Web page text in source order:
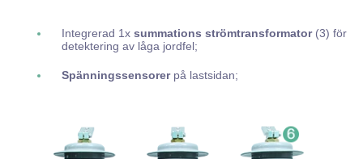
Integrerad 1x summations strömtransformator (3) för
detektering av låga jordfel;
Spänningssensorerpå lastsidan;